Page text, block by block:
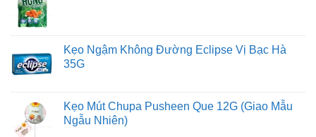
Kẹo Ngậm Không Đường Eclipse Vị Bạc Hà
35G
Kẹo Mút Chupa Pusheen Que 12G (Giao Mẫu
Ngẫu Nhiên)